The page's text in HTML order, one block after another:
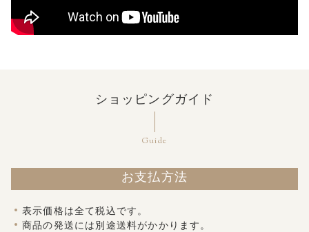
ショッピングガイド
Guide
お支払方法
表示価格は全て税込です。
商品の発送には別途送料がかかります。